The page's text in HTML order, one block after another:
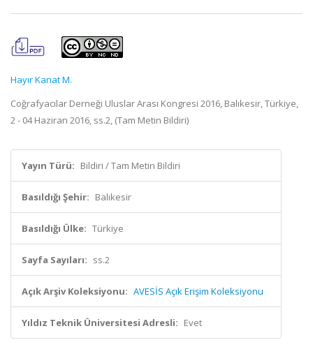
Hayır Kanat M.
Coğrafyacılar Derneği Uluslar Arası Kongresi 2016, Balıkesir, Türkiye,
2 - 04 Haziran 2016, ss.2, (Tam Metin Bildiri)
Yayın Türü: Bildiri / Tam Metin Bildiri
Basıldığı Şehir: Balıkesir
Basıldığı Ülke: Türkiye
Sayfa Sayıları: ss.2
Açık Arşiv Koleksiyonu: AVESİS Açık Erişim Koleksiyonu
Yıldız Teknik Üniversitesi Adresli: Evet